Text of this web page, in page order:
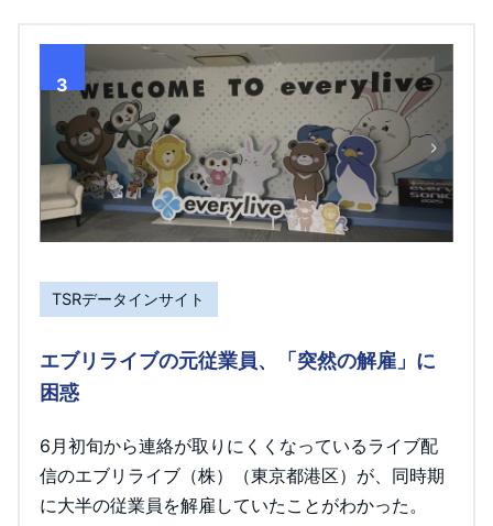
3
TSRデータインサイト
エブリライブの元従業員、「突然の解雇」に
困惑
6月初旬から連絡が取りにくくなっているライブ配
信のエブリライブ（株）（東京都港区）が、同時期
に大半の従業員を解雇していたことがわかった。